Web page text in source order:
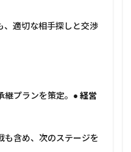
、適切な相手探しと交渉
プランを策定。 • 経営
も含め、次のステージを